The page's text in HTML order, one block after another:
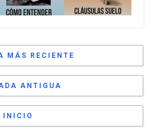
MÁS RECIENTE
ANTIGUA
INICIO